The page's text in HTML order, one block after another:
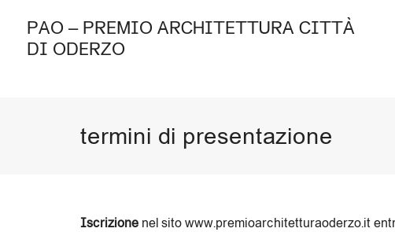
PAO – PREMIO ARCHITETTURA CITTÀ
DI ODERZO
termini di presentazione
Iscrizione nel sito www.premioarchitetturaoderzo.it